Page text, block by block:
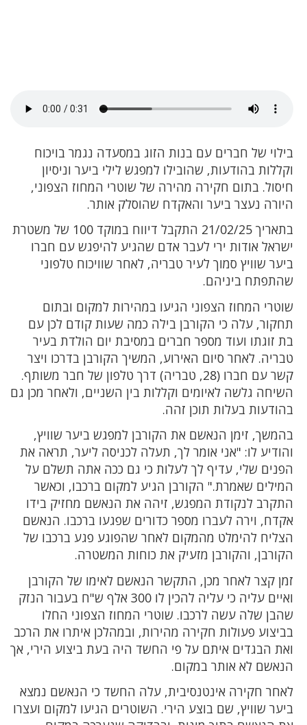
בילוי של חברים עם בנות הזוג במסעדה נגמר בויכוח
וקללות בהודעות, שהובילו למפגש לילי ביער וניסיון
חיסול. בתום חקירה מהירה של שוטרי המחוז הצפוני,
היורה נעצר ביער והאקדח שהוסלק אותר.
בתאריך 21/02/25 התקבל דיווח במוקד 100 של משטרת
ישראל אודות ירי לעבר אדם שהגיע להיפגש עם חברו
ביער שוויץ סמוך לעיר טבריה, לאחר שוויכוח טלפוני
שהתפתח ביניהם.
שוטרי המחוז הצפוני הגיעו במהירות למקום ובתום
תחקור, עלה כי הקורבן בילה כמה שעות קודם לכן עם
בת זוגתו ועוד מספר חברים במסיבת יום הולדת בעיר
טבריה. לאחר סיום האירוע, המשיך הקורבן בדרכו ויצר
קשר עם חברו (28, טבריה) דרך טלפון של חבר משותף.
השיחה גלשה לאיומים וקללות בין השניים, ולאחר מכן גם
בהודעות בעלות תוכן זהה.
בהמשך, זימן הנאשם את הקורבן למפגש ביער שוויץ,
והודיע לו: "אני אומר לך, תעלה לכניסה ליער, תראה את
הפנים שלי, עדיף לך לעלות כי גם ככה אתה תשלם על
המילים שאמרת." הקורבן הגיע למקום ברכבו, וכאשר
התקרב לנקודת המפגש, זיהה את הנאשם מחזיק בידו
אקדח, וירה לעברו מספר כדורים שפגעו ברכבו. הנאשם
הצליח להימלט מהמקום לאחר שהפוגע פגע ברכבו של
הקורבן, והקורבן מזעיק את כוחות המשטרה.
זמן קצר לאחר מכן, התקשר הנאשם לאימו של הקורבן
ואיים עליה כי עליה להכין לו 300 אלף ש"ח בעבור הנזק
שהבן שלה עשה לרכבו. שוטרי המחוז הצפוני החלו
בביצוע פעולות חקירה מהירות, ובמהלכן איתרו את הרכב
ואת הבגדים איתם על פי החשד היה בעת ביצוע הירי, אך
הנאשם לא אותר במקום.
לאחר חקירה אינטנסיבית, עלה החשד כי הנאשם נמצא
ביער שוויץ, שם בוצע הירי. השוטרים הגיעו למקום ועצרו